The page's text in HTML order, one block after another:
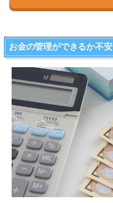
お金の管理ができるか不安